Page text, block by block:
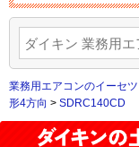
業務用エアコンのイーセ
形4方向 > SDRC140CD